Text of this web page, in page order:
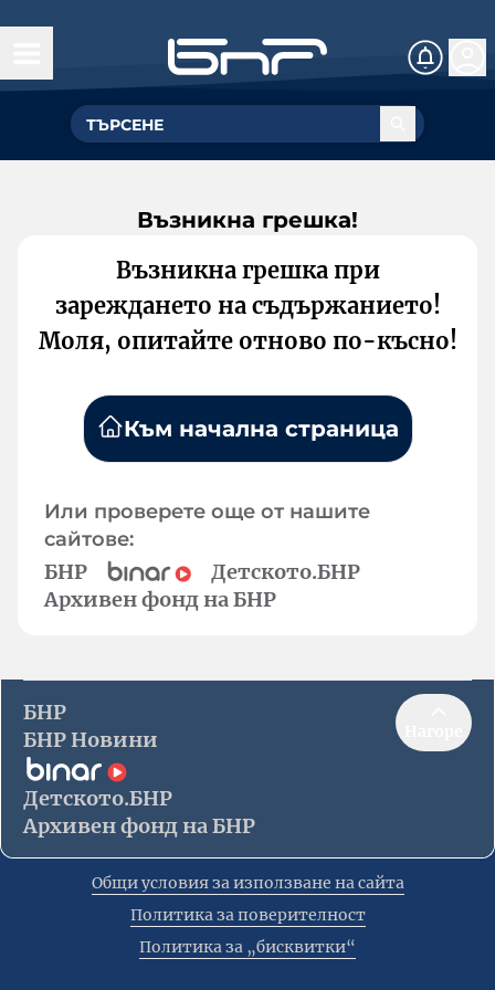
Възникна грешка!
Възникна грешка при
зареждането на съдържанието!
Моля, опитайте отново по-късно!
Към начална страница
Или проверете още от нашите
сайтове:
БНР
Детското.БНР
Архивен фонд на БНР
БНР
БНР Новини
Детското.БНР
Архивен фонд на БНР
Общи условия за използване на сайта
Политика за поверителност
Политика за „бисквитки“